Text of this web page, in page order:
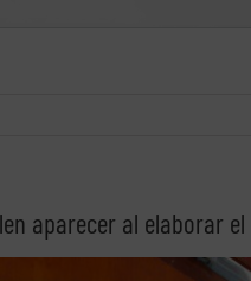
aparecer al elaborar